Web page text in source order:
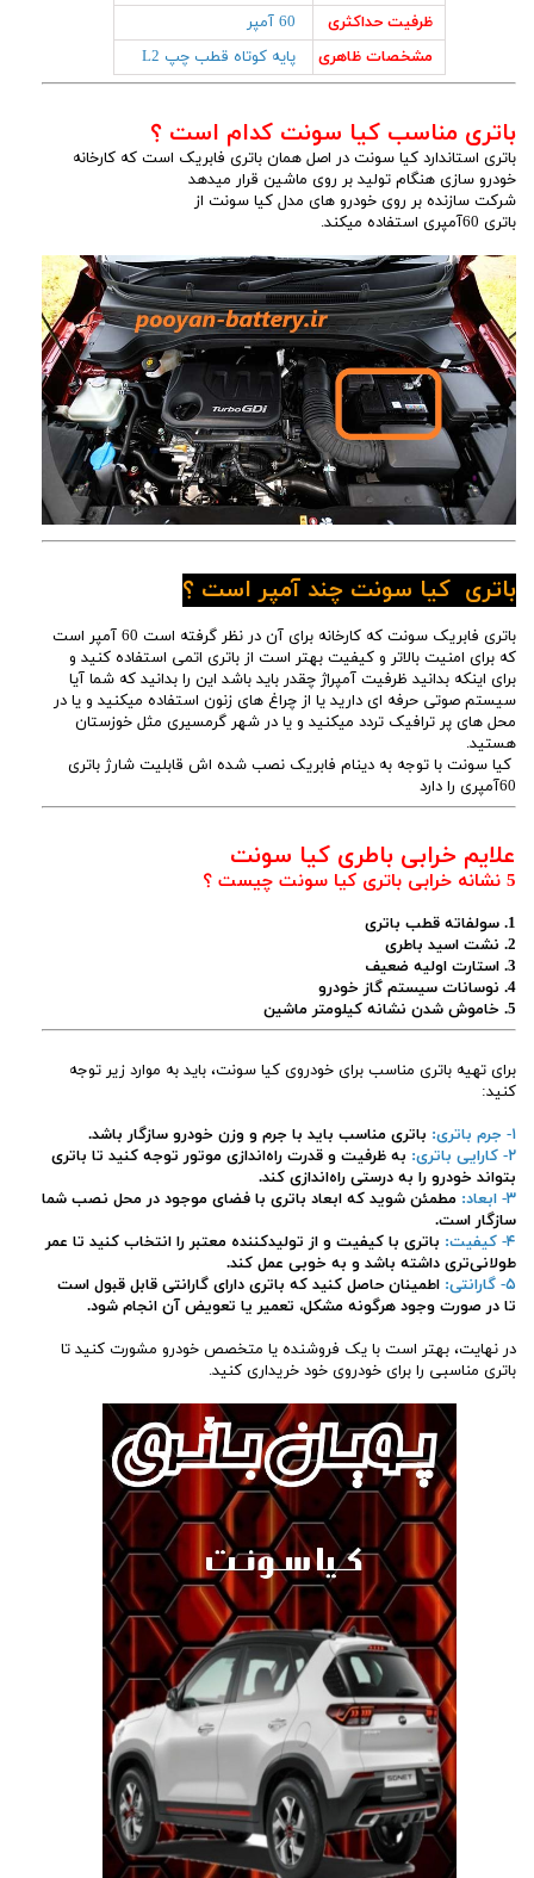
ظرفیت حداکثری
مشخصات ظاهری
پایه کوتاه قطب چپ L2
باتری مناسب کیا سونت کدام است ؟
باتری استاندارد کیا سونت در اصل همان باتری فابریک است که کارخانه
خودرو سازی هنگام تولید بر روی ماشین قرار میدهد
شرکت سازنده بر روی خودرو های مدل کیا سونت از
باتری 60آمپری استفاده میکند.
باتری کیا سونت چند آمپر است ؟
باتری فابریک سونت که کارخانه برای آن در نظر گرفته است 60 آمپر است
که برای امنیت بالاتر و کیفیت بهتر است از باتری اتمی استفاده کنید و
برای اینکه بدانید ظرفیت آمپراژ چقدر باید باشد این را بدانید که شما آیا
سیستم صوتی حرفه ای دارید یا از چراغ های زنون استفاده میکنید و یا در
محل های پر ترافیک تردد میکنید و یا در شهر گرمسیری مثل خوزستان
هستید.
کیا سونت با توجه به دینام فابریک نصب شده اش قابلیت شارژ باتری
60آمپری را دارد
علایم خرابی باطری کیا سونت
5 نشانه خرابی باتری کیا سونت چیست ؟
1. سولفاته قطب باتری
2. نشت اسید باطری
3. استارت اولیه ضعیف
4. نوسانات سیستم گاز خودرو
5. خاموش شدن نشانه کیلومتر ماشین
برای تهیه باتری مناسب برای خودروی کیا سونت، باید به موارد زیر توجه
کنید:
۱- جرم باتری:
باتری مناسب باید با جرم و وزن خودرو سازگار باشد.
۲- کارایی باتری:
به ظرفیت و قدرت راه‌اندازی موتور توجه کنید تا باتری
بتواند خودرو را به درستی راه‌اندازی کند.
۳- ابعاد:
مطمئن شوید که ابعاد باتری با فضای موجود در محل نصب شما
سازگار است.
۴- کیفیت:
باتری با کیفیت و از تولیدکننده معتبر را انتخاب کنید تا عمر
طولانی‌تری داشته باشد و به خوبی عمل کند.
۵- گارانتی:
اطمینان حاصل کنید که باتری دارای گارانتی قابل قبول است
تا در صورت وجود هرگونه مشکل، تعمیر یا تعویض آن انجام شود.
در نهایت، بهتر است با یک فروشنده یا متخصص خودرو مشورت کنید تا
باتری مناسبی را برای خودروی خود خریداری کنید.